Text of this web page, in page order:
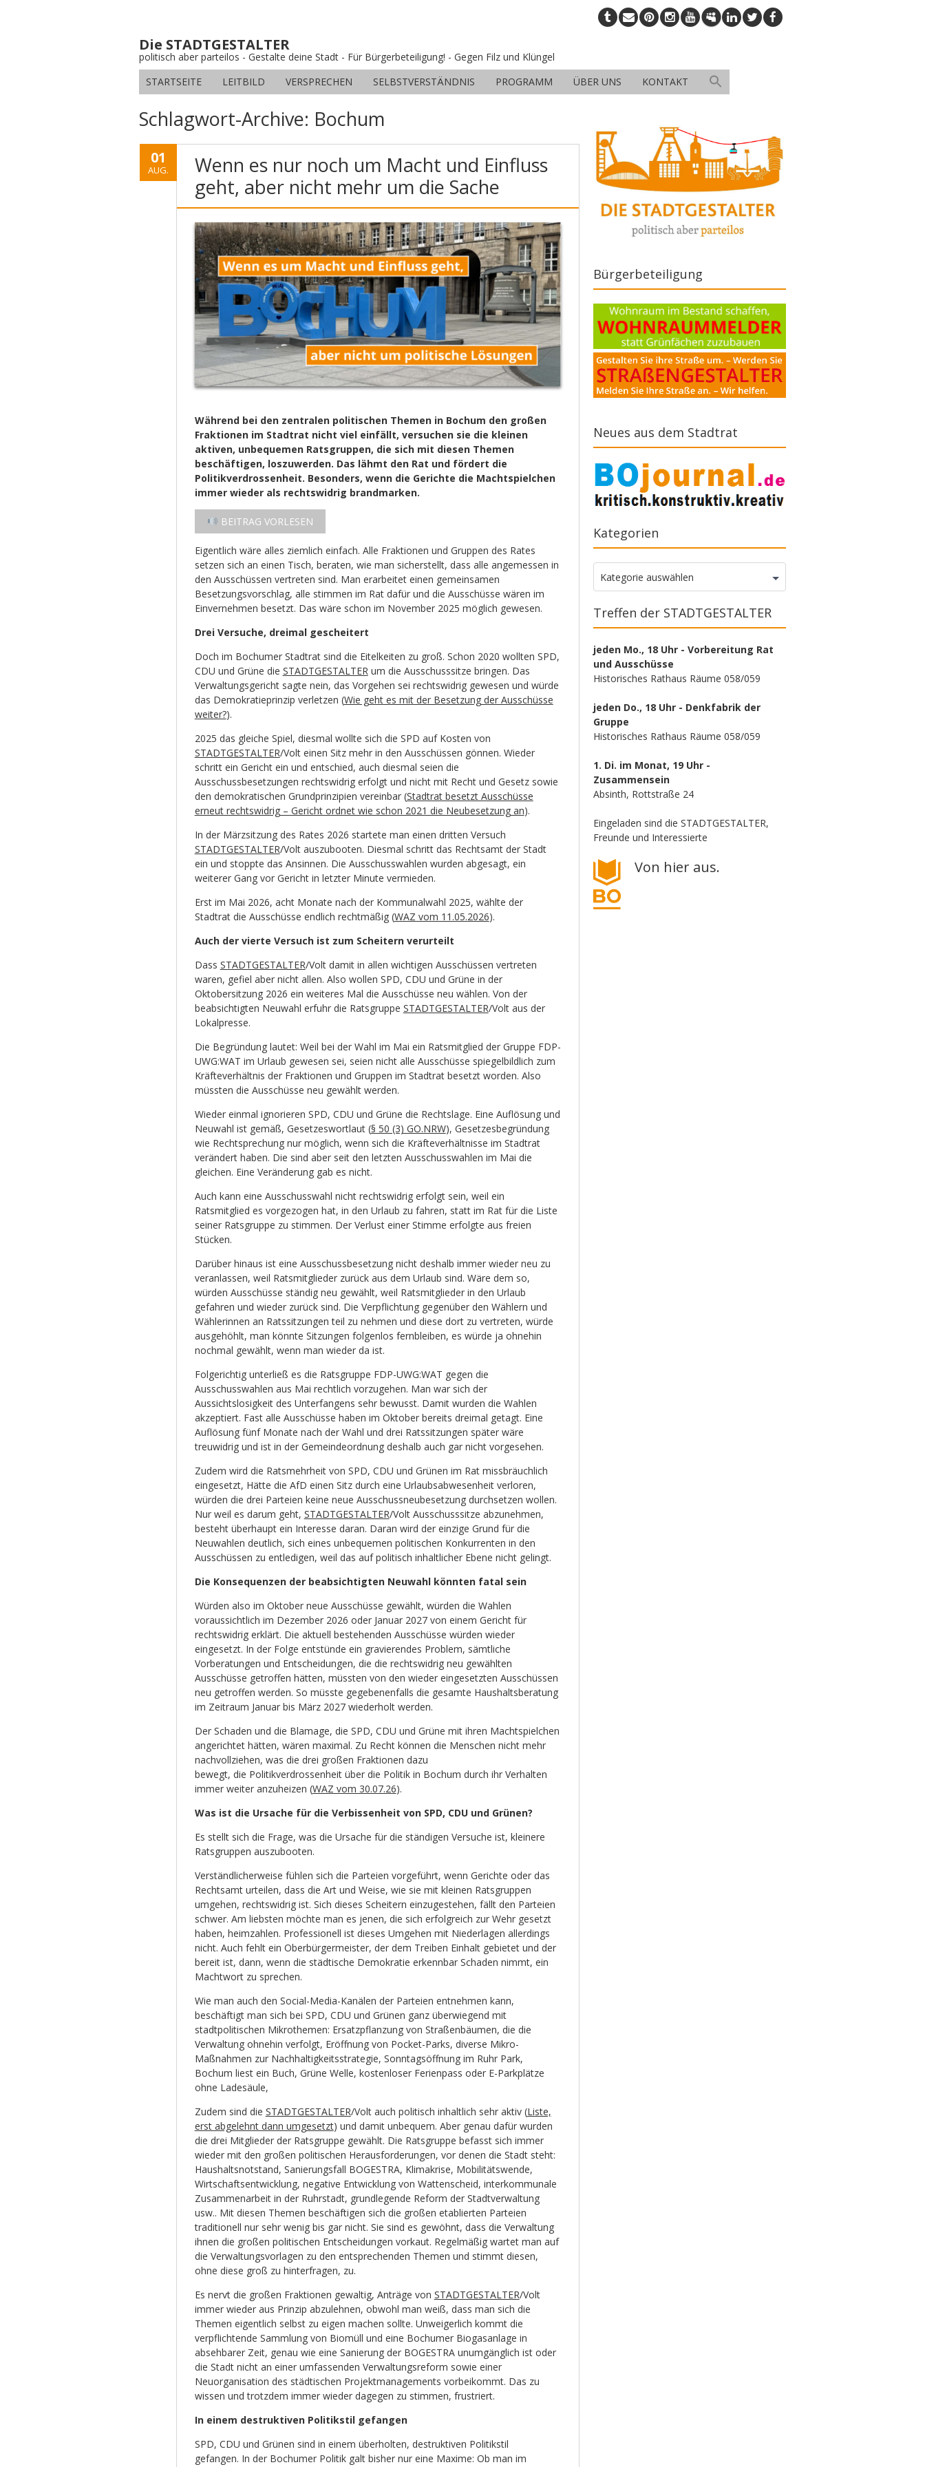
Die STADTGESTALTER
politisch aber parteilos - Gestalte deine Stadt - Für Bürgerbeteiligung! - Gegen Filz und Klüngel
STARTSEITE
LEITBILD VERSPRECHEN SELBSTVERSTÄNDNIS PROGRAMM ÜBER UNS KONTAKT
Schlagwort-Archive: Bochum
01
AUG.
Wenn es nur noch um Macht und Einfluss
geht, aber nicht mehr um die Sache
Während bei den zentralen politischen Themen in Bochum den großen
Fraktionen im Stadtrat nicht viel einfällt, versuchen sie die kleinen
aktiven, unbequemen Ratsgruppen, die sich mit diesen Themen
beschäftigen, loszuwerden. Das lähmt den Rat und fördert die
Politikverdrossenheit. Besonders, wenn die Gerichte die Machtspielchen
immer wieder als rechtswidrig brandmarken.
BEITRAG VORLESEN
Eigentlich wäre alles ziemlich einfach. Alle Fraktionen und Gruppen des Rates
setzen sich an einen Tisch, beraten, wie man sicherstellt, dass alle angemessen in
den Ausschüssen vertreten sind. Man erarbeitet einen gemeinsamen
Besetzungsvorschlag, alle stimmen im Rat dafür und die Ausschüsse wären im
Einvernehmen besetzt. Das wäre schon im November 2025 möglich gewesen.
Drei Versuche, dreimal gescheitert
Doch im Bochumer Stadtrat sind die Eitelkeiten zu groß. Schon 2020 wollten SPD,
CDU und Grüne die STADTGESTALTER um die Ausschusssitze bringen. Das
Verwaltungsgericht sagte nein, das Vorgehen sei rechtswidrig gewesen und würde
das Demokratieprinzip verletzen (Wie geht es mit der Besetzung der Ausschüsse
weiter?).
2025 das gleiche Spiel, diesmal wollte sich die SPD auf Kosten von
STADTGESTALTER/Volt einen Sitz mehr in den Ausschüssen gönnen. Wieder
schritt ein Gericht ein und entschied, auch diesmal seien die
Ausschussbesetzungen rechtswidrig erfolgt und nicht mit Recht und Gesetz sowie
den demokratischen Grundprinzipien vereinbar (Stadtrat besetzt Ausschüsse
erneut rechtswidrig – Gericht ordnet wie schon 2021 die Neubesetzung an).
In der Märzsitzung des Rates 2026 startete man einen dritten Versuch
STADTGESTALTER/Volt auszubooten. Diesmal schritt das Rechtsamt der Stadt
ein und stoppte das Ansinnen. Die Ausschusswahlen wurden abgesagt, ein
weiterer Gang vor Gericht in letzter Minute vermieden.
Erst im Mai 2026, acht Monate nach der Kommunalwahl 2025, wählte der
Stadtrat die Ausschüsse endlich rechtmäßig (WAZ vom 11.05.2026).
Auch der vierte Versuch ist zum Scheitern verurteilt
Dass STADTGESTALTER/Volt damit in allen wichtigen Ausschüssen vertreten
waren, gefiel aber nicht allen. Also wollen SPD, CDU und Grüne in der
Oktobersitzung 2026 ein weiteres Mal die Ausschüsse neu wählen. Von der
beabsichtigten Neuwahl erfuhr die Ratsgruppe STADTGESTALTER/Volt aus der
Lokalpresse.
Die Begründung lautet: Weil bei der Wahl im Mai ein Ratsmitglied der Gruppe FDP-
UWG:WAT im Urlaub gewesen sei, seien nicht alle Ausschüsse spiegelbildlich zum
Kräfteverhältnis der Fraktionen und Gruppen im Stadtrat besetzt worden. Also
müssten die Ausschüsse neu gewählt werden.
Wieder einmal ignorieren SPD, CDU und Grüne die Rechtslage. Eine Auflösung und
Neuwahl ist gemäß, Gesetzeswortlaut (§ 50 (3) GO.NRW), Gesetzesbegründung
wie Rechtsprechung nur möglich, wenn sich die Kräfteverhältnisse im Stadtrat
verändert haben. Die sind aber seit den letzten Ausschusswahlen im Mai die
gleichen. Eine Veränderung gab es nicht.
Auch kann eine Ausschusswahl nicht rechtswidrig erfolgt sein, weil ein
Ratsmitglied es vorgezogen hat, in den Urlaub zu fahren, statt im Rat für die Liste
seiner Ratsgruppe zu stimmen. Der Verlust einer Stimme erfolgte aus freien
Stücken.
Darüber hinaus ist eine Ausschussbesetzung nicht deshalb immer wieder neu zu
veranlassen, weil Ratsmitglieder zurück aus dem Urlaub sind. Wäre dem so,
würden Ausschüsse ständig neu gewählt, weil Ratsmitglieder in den Urlaub
gefahren und wieder zurück sind. Die Verpflichtung gegenüber den Wählern und
Wählerinnen an Ratssitzungen teil zu nehmen und diese dort zu vertreten, würde
ausgehöhlt, man könnte Sitzungen folgenlos fernbleiben, es würde ja ohnehin
nochmal gewählt, wenn man wieder da ist.
Folgerichtig unterließ es die Ratsgruppe FDP-UWG:WAT gegen die
Ausschusswahlen aus Mai rechtlich vorzugehen. Man war sich der
Aussichtslosigkeit des Unterfangens sehr bewusst. Damit wurden die Wahlen
akzeptiert. Fast alle Ausschüsse haben im Oktober bereits dreimal getagt. Eine
Auflösung fünf Monate nach der Wahl und drei Ratssitzungen später wäre
treuwidrig und ist in der Gemeindeordnung deshalb auch gar nicht vorgesehen.
Zudem wird die Ratsmehrheit von SPD, CDU und Grünen im Rat missbräuchlich
eingesetzt, Hätte die AfD einen Sitz durch eine Urlaubsabwesenheit verloren,
würden die drei Parteien keine neue Ausschussneubesetzung durchsetzen wollen.
Nur weil es darum geht, STADTGESTALTER/Volt Ausschusssitze abzunehmen,
besteht überhaupt ein Interesse daran. Daran wird der einzige Grund für die
Neuwahlen deutlich, sich eines unbequemen politischen Konkurrenten in den
Ausschüssen zu entledigen, weil das auf politisch inhaltlicher Ebene nicht gelingt.
Die Konsequenzen der beabsichtigten Neuwahl könnten fatal sein
Würden also im Oktober neue Ausschüsse gewählt, würden die Wahlen
voraussichtlich im Dezember 2026 oder Januar 2027 von einem Gericht für
rechtswidrig erklärt. Die aktuell bestehenden Ausschüsse würden wieder
eingesetzt. In der Folge entstünde ein gravierendes Problem, sämtliche
Vorberatungen und Entscheidungen, die die rechtswidrig neu gewählten
Ausschüsse getroffen hätten, müssten von den wieder eingesetzten Ausschüssen
neu getroffen werden. So müsste gegebenenfalls die gesamte Haushaltsberatung
im Zeitraum Januar bis März 2027 wiederholt werden.
Der Schaden und die Blamage, die SPD, CDU und Grüne mit ihren Machtspielchen
angerichtet hätten, wären maximal. Zu Recht können die Menschen nicht mehr
nachvollziehen, was die drei großen Fraktionen dazu
bewegt, die Politikverdrossenheit über die Politik in Bochum durch ihr Verhalten
immer weiter anzuheizen (WAZ vom 30.07.26).
Was ist die Ursache für die Verbissenheit von SPD, CDU und Grünen?
Es stellt sich die Frage, was die Ursache für die ständigen Versuche ist, kleinere
Ratsgruppen auszubooten.
Verständlicherweise fühlen sich die Parteien vorgeführt, wenn Gerichte oder das
Rechtsamt urteilen, dass die Art und Weise, wie sie mit kleinen Ratsgruppen
umgehen, rechtswidrig ist. Sich dieses Scheitern einzugestehen, fällt den Parteien
schwer. Am liebsten möchte man es jenen, die sich erfolgreich zur Wehr gesetzt
haben, heimzahlen. Professionell ist dieses Umgehen mit Niederlagen allerdings
nicht. Auch fehlt ein Oberbürgermeister, der dem Treiben Einhalt gebietet und der
bereit ist, dann, wenn die städtische Demokratie erkennbar Schaden nimmt, ein
Machtwort zu sprechen.
Wie man auch den Social-Media-Kanälen der Parteien entnehmen kann,
beschäftigt man sich bei SPD, CDU und Grünen ganz überwiegend mit
stadtpolitischen Mikrothemen: Ersatzpflanzung von Straßenbäumen, die die
Verwaltung ohnehin verfolgt, Eröffnung von Pocket-Parks, diverse Mikro-
Maßnahmen zur Nachhaltigkeitsstrategie, Sonntagsöffnung im Ruhr Park,
Bochum liest ein Buch, Grüne Welle, kostenloser Ferienpass oder E-Parkplätze
ohne Ladesäule,
Zudem sind die STADTGESTALTER/Volt auch politisch inhaltlich sehr aktiv (Liste,
erst abgelehnt dann umgesetzt) und damit unbequem. Aber genau dafür wurden
die drei Mitglieder der Ratsgruppe gewählt. Die Ratsgruppe befasst sich immer
wieder mit den großen politischen Herausforderungen, vor denen die Stadt steht:
Haushaltsnotstand, Sanierungsfall BOGESTRA, Klimakrise, Mobilitätswende,
Wirtschaftsentwicklung, negative Entwicklung von Wattenscheid, interkommunale
Zusammenarbeit in der Ruhrstadt, grundlegende Reform der Stadtverwaltung
usw.. Mit diesen Themen beschäftigen sich die großen etablierten Parteien
traditionell nur sehr wenig bis gar nicht. Sie sind es gewöhnt, dass die Verwaltung
ihnen die großen politischen Entscheidungen vorkaut. Regelmäßig wartet man auf
die Verwaltungsvorlagen zu den entsprechenden Themen und stimmt diesen,
ohne diese groß zu hinterfragen, zu.
Es nervt die großen Fraktionen gewaltig, Anträge von STADTGESTALTER/Volt
immer wieder aus Prinzip abzulehnen, obwohl man weiß, dass man sich die
Themen eigentlich selbst zu eigen machen sollte. Unweigerlich kommt die
verpflichtende Sammlung von Biomüll und eine Bochumer Biogasanlage in
absehbarer Zeit, genau wie eine Sanierung der BOGESTRA unumgänglich ist oder
die Stadt nicht an einer umfassenden Verwaltungsreform sowie einer
Neuorganisation des städtischen Projektmanagements vorbeikommt. Das zu
wissen und trotzdem immer wieder dagegen zu stimmen, frustriert.
In einem destruktiven Politikstil gefangen
SPD, CDU und Grünen sind in einem überholten, destruktiven Politikstil
gefangen. In der Bochumer Politik galt bisher nur eine Maxime: Ob man im
Bürgerbeteiligung
Neues aus dem Stadtrat
Kategorien
Kategorien
Kategorie auswählen
Treffen der STADTGESTALTER
jeden Mo., 18 Uhr - Vorbereitung Rat
und Ausschüsse
Historisches Rathaus Räume 058/059
jeden Do., 18 Uhr - Denkfabrik der
Gruppe
Historisches Rathaus Räume 058/059
1. Di. im Monat, 19 Uhr -
Zusammensein
Absinth, Rottstraße 24
Eingeladen sind die STADTGESTALTER,
Freunde und Interessierte
Von hier aus.